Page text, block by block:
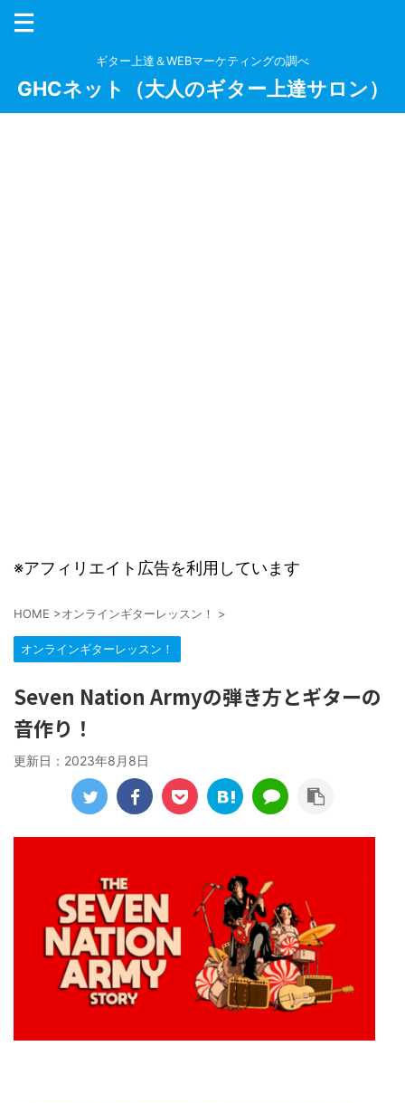
ギター上達＆WEBマーケティングの調べ
GHCネット（大人のギター上達サロン）
※アフィリエイト広告を利用しています
HOME >オンラインギターレッスン！ >
オンラインギターレッスン！
Seven Nation Armyの弾き方とギターの
音作り！
更新日： 2023年8月8日